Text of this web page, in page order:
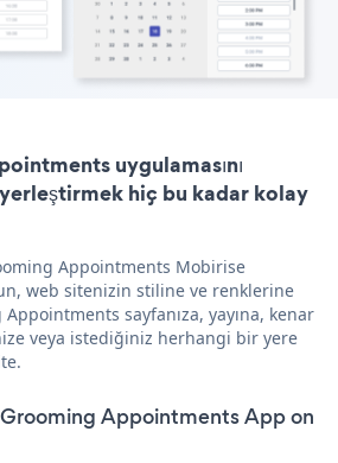
uygulamasını
hiç bu kadar kolay
Appointments Mobirise
web sitenizin stiline ve renklerine
sayfanıza, yayına, kenar
veya istediğiniz herhangi bir yere
Appointments App on